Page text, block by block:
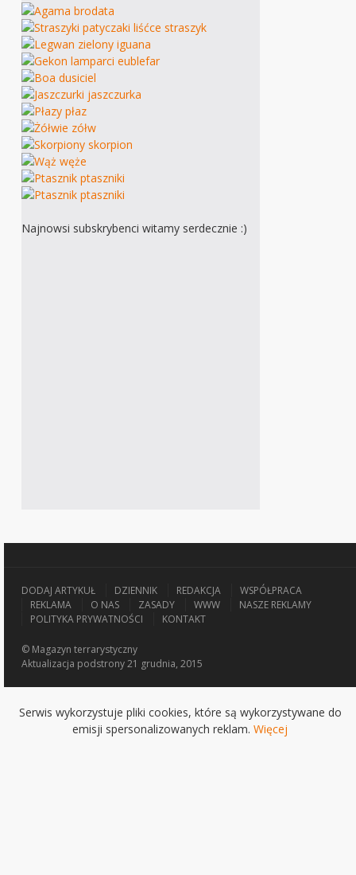
Najnowsi subskrybenci witamy serdecznie :)
DODAJ ARTYKUŁ DZIENNIK REDAKCJA
WSPÓŁPRACA
REKLAMA
O NAS ZASADY WWW
NASZE REKLAMY
POLITYKA PRYWATNOŚCI
KONTAKT
© Magazyn terrarystyczny
Aktualizacja podstrony 21 grudnia, 2015
Serwis wykorzystuje pliki cookies, które są wykorzystywane do
emisji spersonalizowanych reklam. Więcej